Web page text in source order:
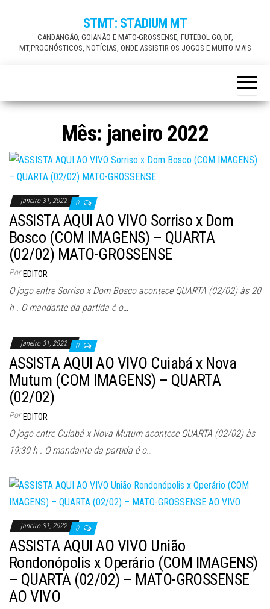
STMT: STADIUM MT
CANDANGÃO, GOIANÃO E MATO-GROSSENSE, FUTEBOL GO, DF,
MT,PROGNÓSTICOS, NOTÍCIAS, ONDE ASSISTIR OS JOGOS E MUITO MAIS
Mês: janeiro 2022
janeiro 31, 2022 0
ASSISTA AQUI AO VIVO Sorriso x Dom
Bosco (COM IMAGENS) – QUARTA
(02/02) MATO-GROSSENSE
Por EDITOR
O jogo entre Sorriso x Dom Bosco acontece QUARTA (02/02) às 20
h . O mandante da partida é o…
janeiro 31, 2022 0
ASSISTA AQUI AO VIVO Cuiabá x Nova
Mutum (COM IMAGENS) – QUARTA
(02/02)
Por EDITOR
O jogo entre Cuiabá x Nova Mutum acontece QUARTA (02/02) às
19:30 h . O mandante da partida é o…
janeiro 31, 2022 0
ASSISTA AQUI AO VIVO União
Rondonópolis x Operário (COM IMAGENS)
– QUARTA (02/02) – MATO-GROSSENSE
AO VIVO